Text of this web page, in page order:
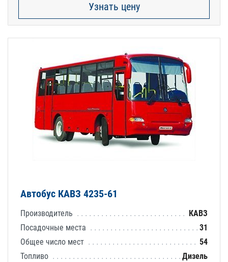
Узнать цену
Автобус КАВЗ 4235-61
Производитель
КАВЗ
Посадочные места
31
Общее число мест
54
Топливо
Дизель